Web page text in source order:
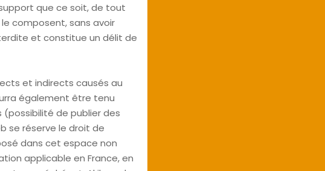
que ce soit, de tout
composent, sans avoir
et constitue un délit de
et indirects causés au
également être tenu
de publier des
se réserve le droit de
dans cet espace non
applicable en France, en